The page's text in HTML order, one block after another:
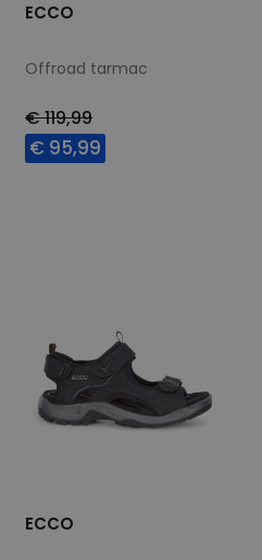
ECCO
Offroad tarmac
€ 119,99
€ 95,99
ECCO